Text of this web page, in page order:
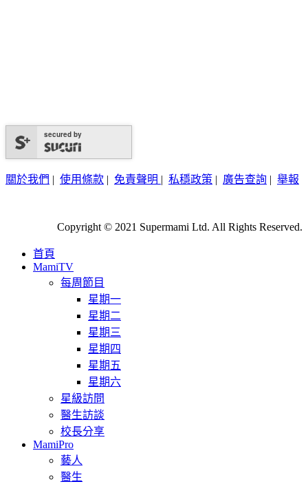
secured by
關於我們 | 使用條款 | 免責聲明 | 私穩政策 | 廣告查詢 | 舉報
Copyright © 2021 Supermami Ltd. All Rights Reserved.
首頁
MamiTV
每周節目
星期一
星期二
星期三
星期四
星期五
星期六
星級訪問
醫生訪談
校長分享
MamiPro
藝人
醫生